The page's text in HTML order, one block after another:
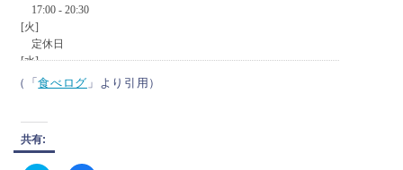
（「食べログ 」より引用）
共有: